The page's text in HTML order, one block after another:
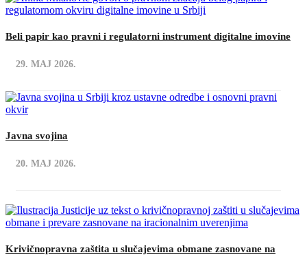
Beli papir kao pravni i regulatorni instrument digitalne imovine
29. MAJ 2026.
Javna svojina
20. MAJ 2026.
Krivičnopravna zaštita u slučajevima obmane zasnovane na